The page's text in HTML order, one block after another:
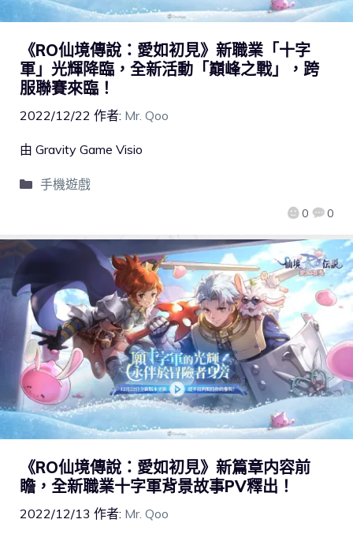
《RO仙境傳說：愛如初見》新職業「十字
軍」光輝降臨，全新活動「巔峰之戰」，跨
服聯賽來臨！
2022/12/22 作者: Mr. Qoo
0 0
由 Gravity Game Visio
手機遊戲
《RO仙境傳說：愛如初見》新篇章内容前
瞻，全新職業十字軍背景故事PV釋出！
2022/12/13 作者: Mr. Qoo